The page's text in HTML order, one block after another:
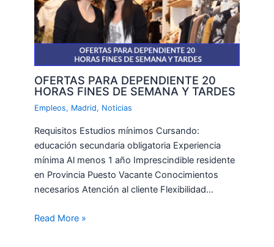
OFERTAS PARA DEPENDIENTE 20
HORAS FINES DE SEMANA Y TARDES
Empleos, Madrid, Noticias
Requisitos Estudios mínimos Cursando:
educación secundaria obligatoria Experiencia
mínima Al menos 1 año Imprescindible residente
en Provincia Puesto Vacante Conocimientos
necesarios Atención al cliente Flexibilidad…
Read More »